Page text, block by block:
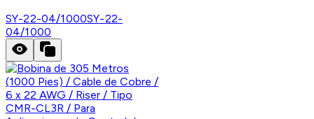
SY-22-04/1000SY-22-
04/1000